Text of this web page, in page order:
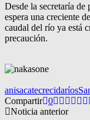
Desde la secretaría
espera una creciente
caudal del río ya está
precaución.
anisacatecrecidaríos
Compartir 0
Noticia anterior